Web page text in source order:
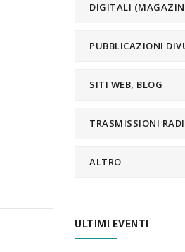
DIGITALI
PUBBLICAZIONI
SITI WEB, BLOG
TRASMISSIONI
ALTRO
ULTIMI EVENTI